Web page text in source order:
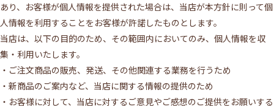
あり、お客様が個人情報を提供された場合は、当店が本方針に則って個
人情報を利用することをお客様が許諾したものとします。
当店は、以下の目的のため、その範囲内においてのみ、個人情報を収
集・利用いたします。
・ご注文商品の販売、発送、その他関連する業務を行うため
・新商品のご案内など、当店に関する情報の提供のため
・お客様に対して、当店に対するご意見やご感想のご提供をお願いする